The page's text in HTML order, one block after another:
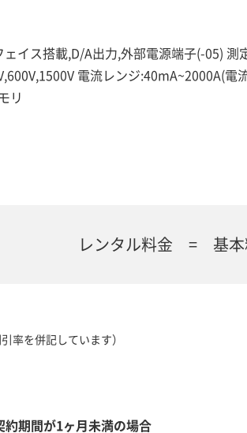
ェイス搭載,D/A出力,外部電源端子(-05)
電流レンジ:40mA~2000A(
リ
レンタル料金 = 基
引率を併記しています）
約期間が1ヶ月未満の場合